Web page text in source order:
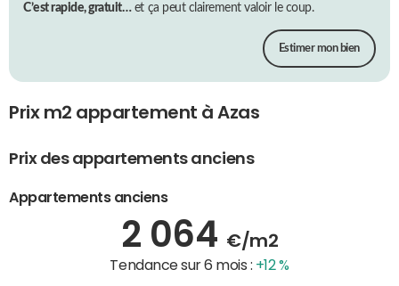
C’est rapide, gratuit…et ça peut clairement valoir le coup.
Estimer mon bien
Prix m2 appartement à Azas
Prix des appartements anciens
Appartements anciens
2 064 €/m2
Tendance sur 6 mois : +12 %